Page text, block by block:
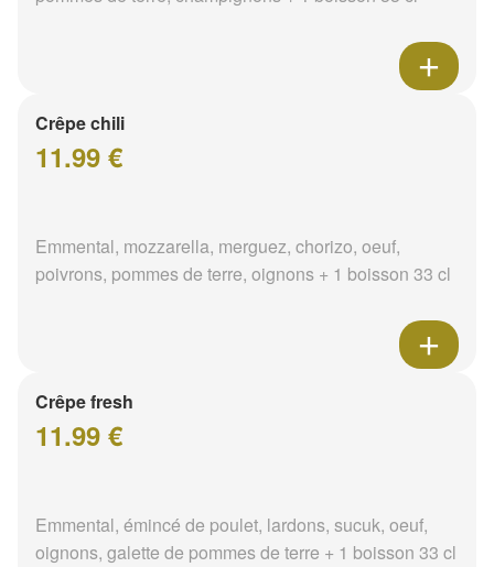
Crêpe chili
11.99 €
Emmental, mozzarella, merguez, chorizo, oeuf,
poivrons, pommes de terre, oignons + 1 boisson 33 cl
Crêpe fresh
11.99 €
Emmental, émincé de poulet, lardons, sucuk, oeuf,
oignons, galette de pommes de terre + 1 boisson 33 cl